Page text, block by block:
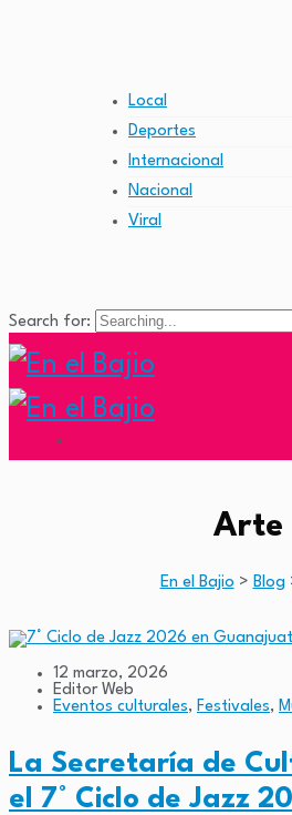
Local
Deportes
Internacional
Nacional
Viral
Search for:
Arte
En el Bajio > Blog
12 marzo, 2026
Editor Web
Eventos culturales, Festivales,
La Secretaría de
el 7° Ciclo de Jazz